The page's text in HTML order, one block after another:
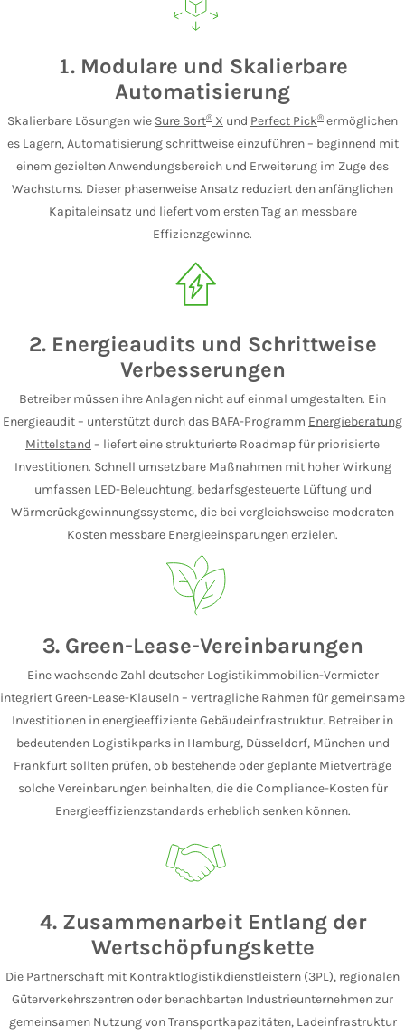
1. Modulare und Skalierbare
Automatisierung
Skalierbare Lösungen wie Sure Sort® X und Perfect Pick® ermöglichen
es Lagern, Automatisierung schrittweise einzuführen – beginnend mit
einem gezielten Anwendungsbereich und Erweiterung im Zuge des
Wachstums. Dieser phasenweise Ansatz reduziert den anfänglichen
Kapitaleinsatz und liefert vom ersten Tag an messbare
Effizienzgewinne.
2. Energieaudits und Schrittweise
Verbesserungen
Betreiber müssen ihre Anlagen nicht auf einmal umgestalten. Ein
Energieaudit – unterstützt durch das BAFA-Programm Energieberatung
Mittelstand – liefert eine strukturierte Roadmap für priorisierte
Investitionen. Schnell umsetzbare Maßnahmen mit hoher Wirkung
umfassen LED-Beleuchtung, bedarfsgesteuerte Lüftung und
Wärmerückgewinnungssysteme, die bei vergleichsweise moderaten
Kosten messbare Energieeinsparungen erzielen.
3. Green-Lease-Vereinbarungen
Eine wachsende Zahl deutscher Logistikimmobilien-Vermieter
integriert Green-Lease-Klauseln – vertragliche Rahmen für gemeinsame
Investitionen in energieeffiziente Gebäudeinfrastruktur. Betreiber in
bedeutenden Logistikparks in Hamburg, Düsseldorf, München und
Frankfurt sollten prüfen, ob bestehende oder geplante Mietverträge
solche Vereinbarungen beinhalten, die die Compliance-Kosten für
Energieeffizienzstandards erheblich senken können.
4. Zusammenarbeit Entlang der
Wertschöpfungskette
Die Partnerschaft mit Kontraktlogistikdienstleistern (3PL), regionalen
Güterverkehrszentren oder benachbarten Industrieunternehmen zur
gemeinsamen Nutzung von Transportkapazitäten, Ladeinfrastruktur